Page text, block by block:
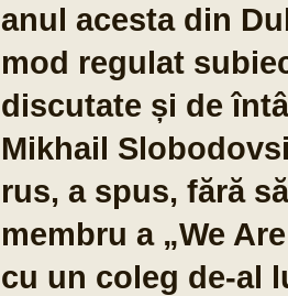
anul acesta din
mod regulat
discutate și de
Mikhail
rus, a spus, fără
membru a „We
cu un coleg de-al